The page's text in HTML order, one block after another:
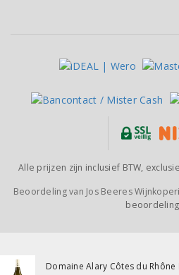
Domaine Alary Côtes du
Alle prijzen zijn inclusief BTW,
Beoordeling van Jos Beeres